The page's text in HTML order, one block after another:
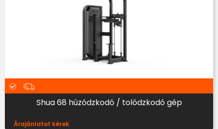
Shua 68 húzódzkodó / tolódzkodó gép
Árajánlatot kérek